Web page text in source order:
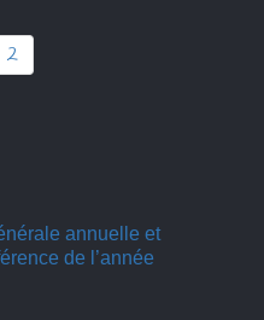
2
annuelle et
de l’année